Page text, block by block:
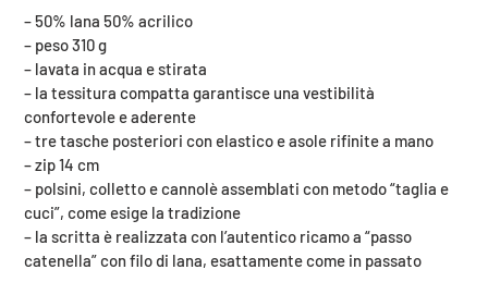
del
prodotto
nel
carrello
– 50% lana 50% acrilico
– peso 310 g
– lavata in acqua e stirata
– la tessitura compatta garantisce una vestibilità
confortevole e aderente
– tre tasche posteriori con elastico e asole rifinite a mano
– zip 14 cm
– polsini, colletto e cannolè assemblati con metodo “taglia e
cuci”, come esige la tradizione
– la scritta è realizzata con l’autentico ricamo a “passo
catenella” con filo di lana, esattamente come in passato